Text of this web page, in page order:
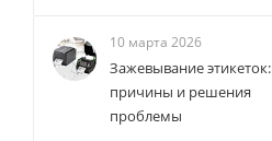
10 марта 2026
Зажевывание этикеток:
причины и решения
проблемы